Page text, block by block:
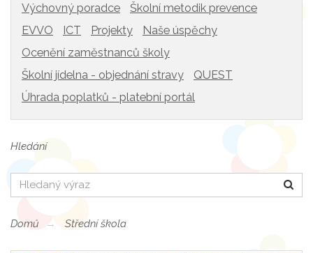
Výchovný poradce
Školní metodik prevence
EVVO
ICT Projekty
Naše úspěchy
Ocenění zaměstnanců školy
Školní jídelna - objednání stravy
QUEST
Úhrada poplatků - platební portál
Hledání
Hledat
Domů Střední škola